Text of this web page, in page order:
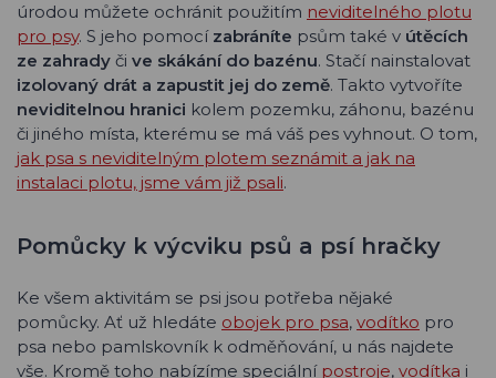
úrodou můžete ochránit použitím neviditelného plotu
pro psy. S jeho pomocí zabráníte psům také v útěcích
ze zahrady či ve skákání do bazénu. Stačí nainstalovat
izolovaný drát a zapustit jej do země. Takto vytvoříte
neviditelnou hranici kolem pozemku, záhonu, bazénu
či jiného místa, kterému se má váš pes vyhnout. O tom,
jak psa s neviditelným plotem seznámit a jak na
instalaci plotu, jsme vám již psali.
Pomůcky k výcviku psů a psí hračky
Ke všem aktivitám se psi jsou potřeba nějaké
pomůcky. Ať už hledáte obojek pro psa, vodítko pro
psa nebo pamlskovník k odměňování, u nás najdete
vše. Kromě toho nabízíme speciální postroje, vodítka i